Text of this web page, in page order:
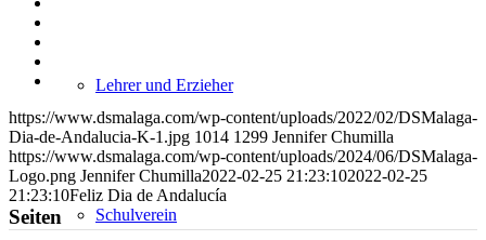
Lehrer und Erzieher
Schulverein
WhatsApp
Mail
teilen
https://www.dsmalaga.com/wp-content/uploads/2022/02/DSMalaga-
Dia-de-Andalucia-K-1.jpg 1014 1299 Jennifer Chumilla
https://www.dsmalaga.com/wp-content/uploads/2024/06/DSMalaga-
Logo.png Jennifer Chumilla2022-02-25 21:23:102022-02-25
21:23:10Feliz Dia de Andalucía
Seiten